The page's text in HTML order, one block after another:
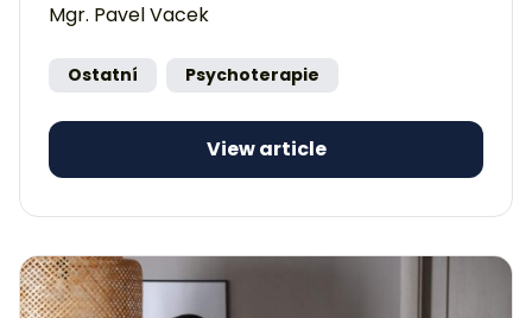
Mgr. Pavel Vacek
Ostatní Psychoterapie
View article